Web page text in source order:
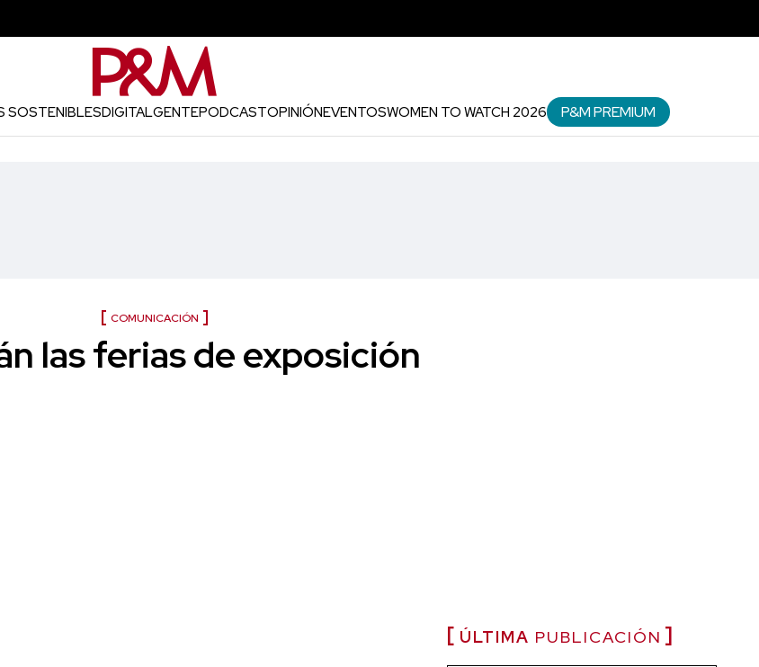
SOSTENIBLESDIGITALGENTEPODCASTOPINIÓNEVENTOSWOMEN TO WATCH 2026 P&M PREMIUM
COMUNICACIÓN
las ferias de exposición
ÚLTIMA PUBLICACIÓN